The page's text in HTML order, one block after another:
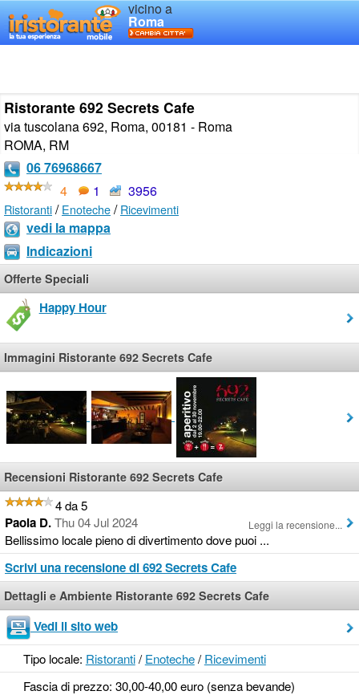
vicino a
Roma
Ristorante 692 Secrets Cafe
via tuscolana 692, Roma, 00181 - Roma
ROMA, RM
06 76968667
4
1 3956
Ristoranti/Enoteche/Ricevimenti
vedi la mappa
Indicazioni
Offerte Speciali
Happy Hour
Immagini Ristorante 692 Secrets Cafe
Recensioni Ristorante 692 Secrets Cafe
4 da 5
Paola D.Thu 04 Jul 2024
Bellissimo locale pieno di divertimento dove puoi ...
Leggi la recensione...
Scrivi una recensione di 692 Secrets Cafe
Dettagli e Ambiente Ristorante 692 Secrets Cafe
Vedi il sito web
Tipo locale: Ristoranti/Enoteche/Ricevimenti
Fascia di prezzo: 30,00-40,00 euro (senza bevande)